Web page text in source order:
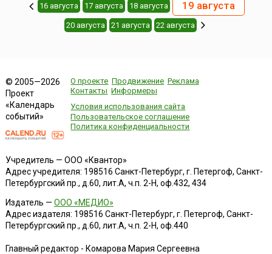
16 августа 17 августа 18 августа 19 августа
20 августа 21 августа 22 августа
© 2005—2026
Проект
«Календарь
событий»
О проекте Продвижение Реклама
Контакты Информеры
Условия использования сайта
Пользовательское соглашение
Политика конфиденциальности
Учредитель — ООО «Квантор»
Адрес учредителя: 198516 Санкт-Петербург, г. Петергоф, Санкт-
Петербургский пр., д.60, лит.А, ч.п. 2-Н, оф.432, 434
Издатель — ООО «МЕДИО»
Адрес издателя: 198516 Санкт-Петербург, г. Петергоф, Санкт-
Петербургский пр., д.60, лит.А, ч.п. 2-Н, оф.440
Главный редактор - Комарова Мария Сергеевна